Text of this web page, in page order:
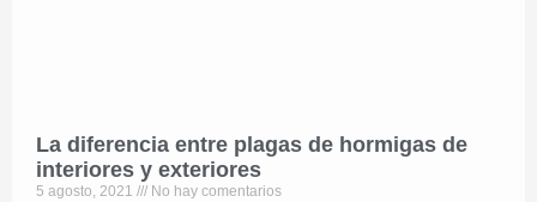
La diferencia entre plagas de hormigas de
interiores y exteriores
5 agosto, 2021 No hay comentarios